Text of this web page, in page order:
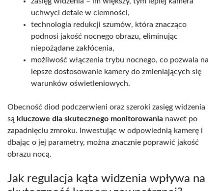
uchwyci detale w ciemności,
technologia redukcji szumów, która znacząco
podnosi jakość nocnego obrazu, eliminując
niepożądane zakłócenia,
możliwość włączenia trybu nocnego, co pozwala na
lepsze dostosowanie kamery do zmieniających się
warunków oświetleniowych.
Obecność diod podczerwieni oraz szeroki zasięg widzenia
są kluczowe dla skutecznego monitorowania nawet po
zapadnięciu zmroku. Inwestując w odpowiednią kamerę i
dbając o jej parametry, można znacznie poprawić jakość
obrazu nocą.
Jak regulacja kąta widzenia wpływa na